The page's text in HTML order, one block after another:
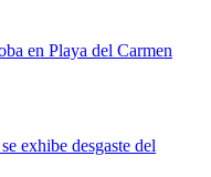
en Playa del Carmen
exhibe desgaste del